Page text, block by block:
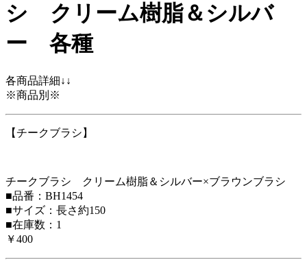
シ クリーム樹脂＆シルバ
ー 各種
各商品詳細↓↓
※商品別※
【チークブラシ】
チークブラシ クリーム樹脂＆シルバー×ブラウンブラシ
■品番：BH1454
■サイズ：長さ約150
■在庫数：1
￥400